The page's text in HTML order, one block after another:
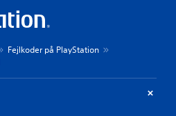
Fejlkoder på PlayStation